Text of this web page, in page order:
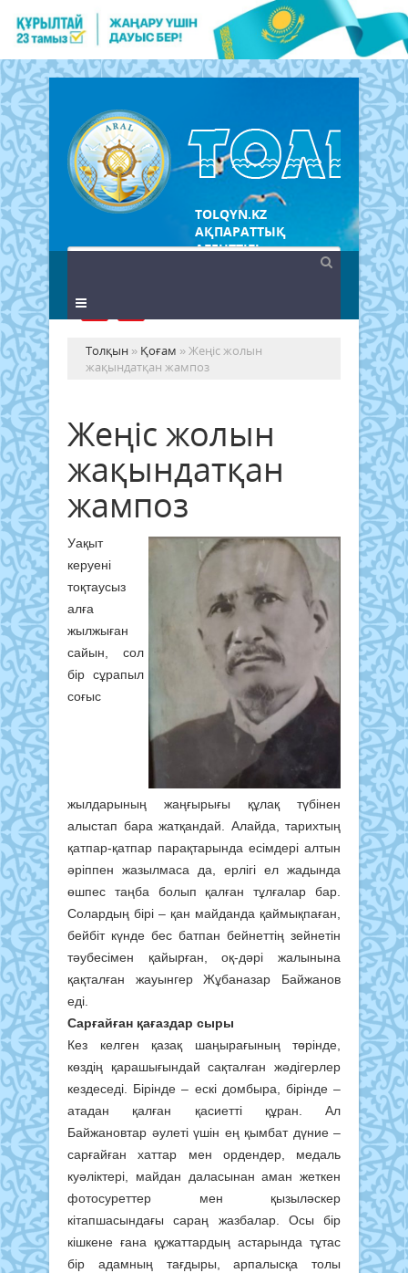
TOLQYN.KZ
АҚПАРАТТЫҚ
АГЕНТТІГІ
Толқын » Қоғам » Жеңіс жолын
жақындатқан жампоз
Жеңіс жолын
жақындатқан
жампоз
Уақыт
керуені
тоқтаусыз
алға
жылжыған
сайын, сол
бір сұрапыл
соғыс
жылдарының жаңғырығы құлақ түбінен
алыстап бара жатқандай. Алайда, тарихтың
қатпар-қатпар парақтарында есімдері алтын
әріппен жазылмаса да, ерлігі ел жадында
өшпес таңба болып қалған тұлғалар бар.
Солардың бірі – қан майданда қаймықпаған,
бейбіт күнде бес батпан бейнеттің зейнетін
тәубесімен қайырған, оқ-дәрі жалынына
қақталған жауынгер Жұбаназар Байжанов
еді.
Сарғайған қағаздар сыры
Кез келген қазақ шаңырағының төрінде,
көздің қарашығындай сақталған жәдігерлер
кездеседі. Бірінде – ескі домбыра, бірінде –
атадан қалған қасиетті құран. Ал
Байжановтар әулеті үшін ең қымбат дүние –
сарғайған хаттар мен ордендер, медаль
куәліктері, майдан даласынан аман жеткен
фотосуреттер мен қызыләскер
кітапшасындағы сараң жазбалар. Осы бір
кішкене ғана құжаттардың астарында тұтас
бір адамның тағдыры, арпалысқа толы